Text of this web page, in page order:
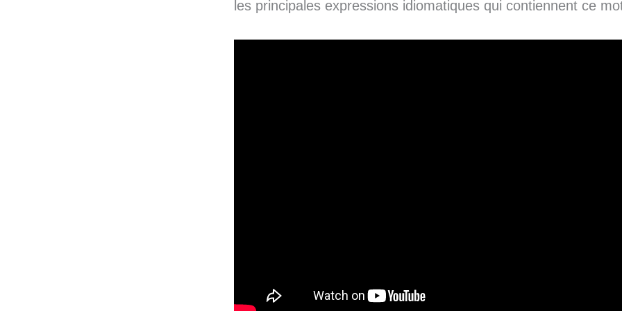
les principales expressions idiomatiques qui contiennent ce